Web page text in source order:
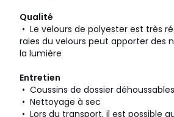
Qualité
• Le velours de polyester est très
raies du velours peut apporter des
la lumière
Entretien
• Coussins de dossier
• Nettoyage à sec
• Lors du transport, il est possible